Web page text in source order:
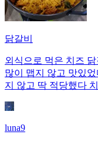
닭갈비
외식으로 먹은 치즈
많이 맵지 않고 맛있
지 않고 딱 적당했다
luna9